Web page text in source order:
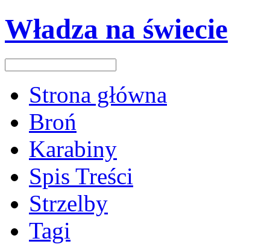
Władza na świecie
Strona główna
Broń
Karabiny
Spis Treści
Strzelby
Tagi